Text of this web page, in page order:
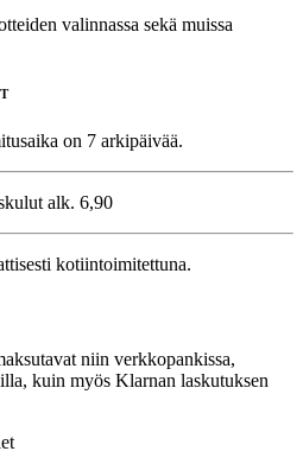
valinnassa sekä muissa
on 7 arkipäivää.
alk. 6,90
kotiintoimitettuna.
niin verkkopankissa,
kuin myös Klarnan laskutuksen